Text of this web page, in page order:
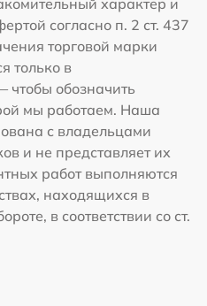
характер и
согласно п. 2 ст. 437
торговой марки
только в
обозначить
мы работаем. Наша
с владельцами
и не представляет их
работ выполняются
находящихся в
в соответствии со ст.